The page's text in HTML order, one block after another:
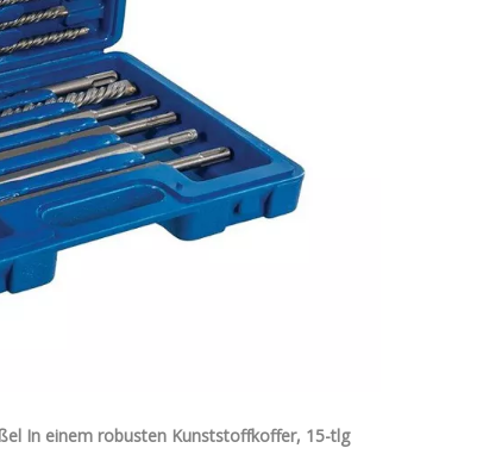
In einem robusten Kunststoffkoffer, 15-tlg